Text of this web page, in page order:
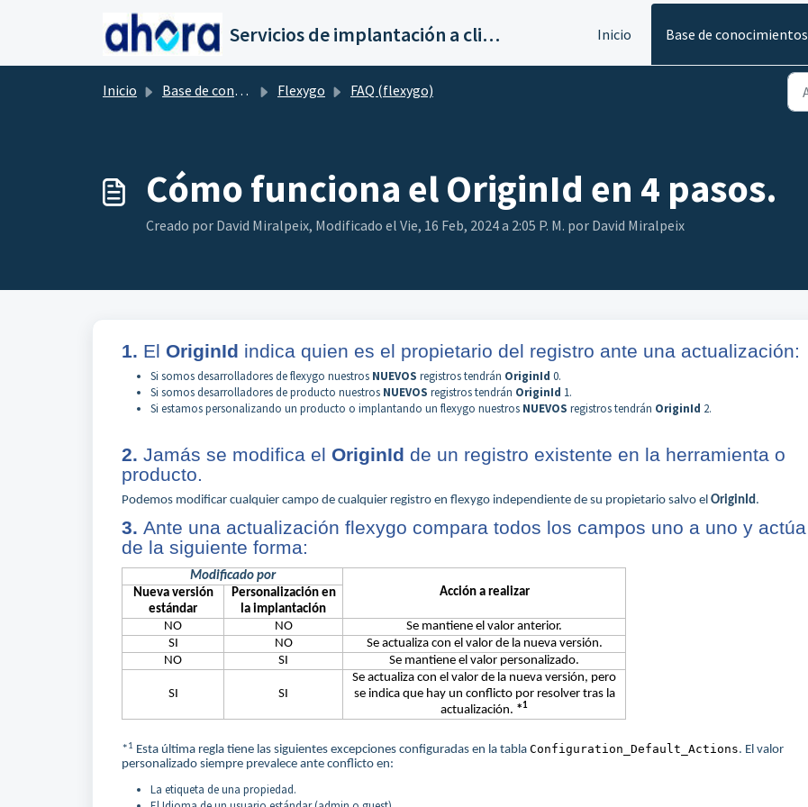
Saltar al contenido principal
Servicios de implantación a clientes de Ahora Inicio Base de conocimientos
Inicio Base de conocimientos Flexygo FAQ (flexygo)
Cómo funciona el OriginId en 4 pasos.
Creado por David Miralpeix, Modificado el Vie, 16 Feb, 2024 a 2:05 P. M. por David Miralpeix
1. El OriginId indica quien es el propietario del registro ante una actualización:
Si somos desarrolladores de flexygo nuestros NUEVOS registros tendrán OriginId 0.
Si somos desarrolladores de producto nuestros NUEVOS registros tendrán OriginId 1.
Si estamos personalizando un producto o implantando un flexygo nuestros NUEVOS registros tendrán OriginId 2.
2. Jamás se modifica el OriginId de un registro existente en la herramienta o
producto.
Podemos modificar cualquier campo de cualquier registro en flexygo independiente de su propietario salvo el OriginId.
3. Ante una actualización flexygo compara todos los campos uno a uno y actúa
de la siguiente forma:
Modificado por
Acción a realizar
Nueva versión
estándar
Personalización en
la implantación
NO
NO
Se mantiene el valor anterior.
SI
NO
Se actualiza con el valor de la nueva versión.
NO
SI Se mantiene el valor personalizado.
SI SI
Se actualiza con el valor de la nueva versión, pero
se indica que hay un conflicto por resolver tras la
actualización. *1
*1 Esta última regla tiene las siguientes excepciones configuradas en la tabla Configuration_Default_Actions. El valor
personalizado siempre prevalece ante conflicto en:
La etiqueta de una propiedad.